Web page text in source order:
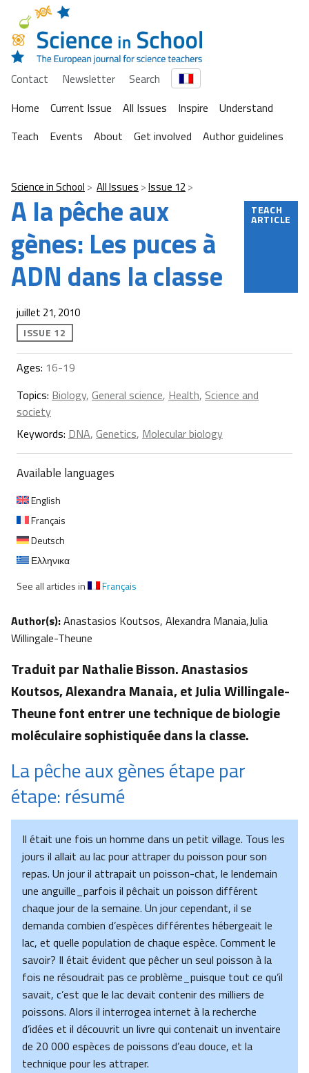
Contact Newsletter
Search
Home
Current Issue All Issues Inspire
Understand
Teach
Events About Get involved Author guidelines
Science in School All Issues Issue 12
A la pêche aux
gènes: Les puces à
ADN dans la classe
TEACH
ARTICLE
juillet 21, 2010
ISSUE 12
Ages: 16-19
Topics: Biology, General science, Health, Science and
society
Keywords: DNA, Genetics, Molecular biology
Available languages
English
Français
Deutsch
Ελληνικα
See all articles in
Français
Author(s):Anastasios Koutsos, Alexandra Manaia,Julia
Willingale-Theune
Traduit par Nathalie Bisson. Anastasios
Koutsos, Alexandra Manaia, et Julia Willingale-
Theune font entrer une technique de biologie
moléculaire sophistiquée dans la classe.
La pêche aux gènes étape par
étape: résumé
Il était une fois un homme dans un petit village. Tous les
jours il allait au lac pour attraper du poisson pour son
repas. Un jour il attrapait un poisson-chat, le lendemain
une anguille_parfois il pêchait un poisson différent
chaque jour de la semaine. Un jour cependant, il se
demanda combien d’espèces différentes hébergeait le
lac, et quelle population de chaque espèce. Comment le
savoir? Il était évident que pêcher un seul poisson à la
fois ne résoudrait pas ce problème_puisque tout ce qu’il
savait, c’est que le lac devait contenir des milliers de
poissons. Alors il interrogea internet à la recherche
d’idées et il découvrit un livre qui contenait un inventaire
de 20 000 espèces de poissons d’eau douce, et la
technique pour les attraper.